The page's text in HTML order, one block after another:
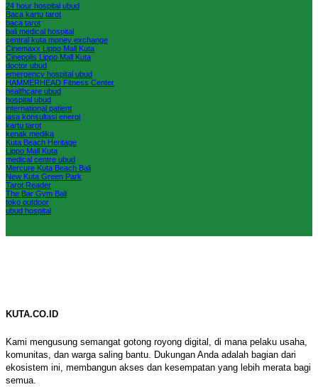
24 hour hospital ubud
Baca kartu tarot
baca tarot
bali medical hospital
central kuta money exchange
Cinemaxx Lippo Mall Kuta
Cinepolis Lippo Mall Kuta
doctor ubud
emergency hospital ubud
HAMMERHEAD Fitness Center
healthcare ubud
hospital ubud
international patient
jasa konsultasi energi
kartu tarot
kenak medika
Kuta Beach Heritage
Lippo Mall Kuta
medical centre ubud
Mercure Kuta Beach Bali
New Kuta Green Park
Tarot Reader
The Bar Gym Bali
toko outdoor
ubud hospital
KUTA.CO.ID
Kami mengusung semangat gotong royong digital, di mana pelaku usaha,
komunitas, dan warga saling bantu. Dukungan Anda adalah bagian dari
ekosistem ini, membangun akses dan kesempatan yang lebih merata bagi
semua.